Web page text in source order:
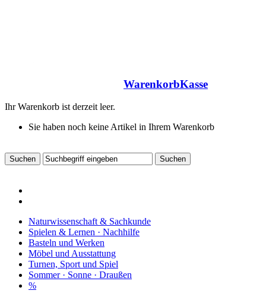
WarenkorbKasse
Ihr Warenkorb ist derzeit leer.
Sie haben noch keine Artikel in Ihrem Warenkorb
Naturwissenschaft & Sachkunde
Spielen & Lernen · Nachhilfe
Basteln und Werken
Möbel und Ausstattung
Turnen, Sport und Spiel
Sommer · Sonne · Draußen
%